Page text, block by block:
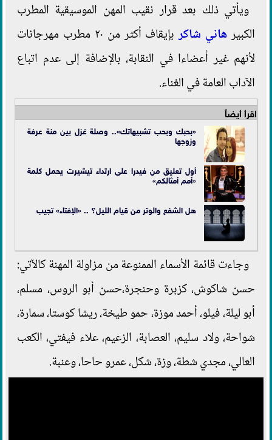
ويأتي ذلك بعد قرار نقيب المهن الموسيقية المطرب
الكبيرهاني شاكر
بإيقاف أكثر من ٢٠ مطرب مهرجانات
لأنهم غير أعضاءا في النقابة، بالإضافة إلى عدم اتباع
الآداب العامة في الغناء.
اقرأ أيضاً
«بحبك وبحب تشبيهاتك».. وصلة غزل بين منة عرفة
وزوجها
أول تعليق من فيدرا على ارتداء تيشيرت يحمل كلمة
«أمم أمثالكم»
هل الشفع والوتر من قيام الليل؟ .. «الإفتاء» تجيب
وجاءت قائمة الأسماء الممنوعة من مزاولة المهنة كالآتي:
حسن شاكوش، كزبرة وحنجرة،حسن أبو الروس، مسلم،
أبو ليلة، فيلو، أحمد موزة، حمو طيخة، ريشا كوستا، سمارة،
شواحة، ولاد سليم، العصابة، الزعيم، علاء فيفتي، الكعب
العالي، مجدي شطة، وزة، شكل، عمرو حاحا، وعنبة.